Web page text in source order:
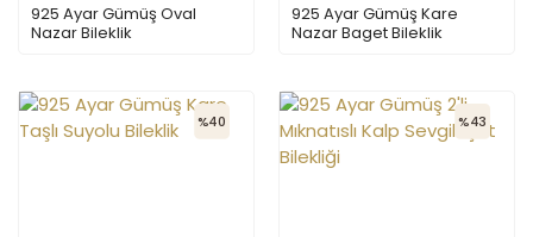
925 Ayar Gümüş Oval
Nazar Bileklik
925 Ayar Gümüş Kare
Nazar Baget Bileklik
%40 %43